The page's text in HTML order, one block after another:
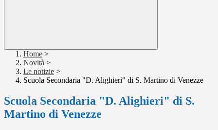
Home >
Novità >
Le notizie >
Scuola Secondaria "D. Alighieri" di S. Martino di Venezze
Scuola Secondaria "D. Alighieri" di S.
Martino di Venezze